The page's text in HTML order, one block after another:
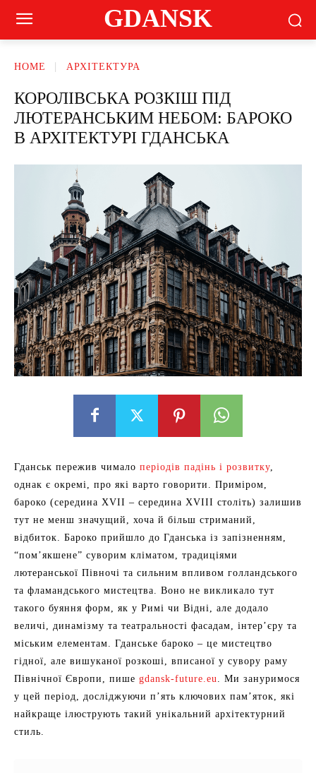
GDANSK
HOME АРХІТЕКТУРА
КОРОЛІВСЬКА РОЗКІШ ПІД
ЛЮТЕРАНСЬКИМ НЕБОМ: БАРОКО
В АРХІТЕКТУРІ ГДАНСЬКА
Гданськ пережив чимало періодів падінь і розвитку,
однак є окремі, про які варто говорити. Приміром,
бароко (середина XVII – середина XVIII століть) залишив
тут не менш значущий, хоча й більш стриманий,
відбиток. Бароко прийшло до Гданська із запізненням,
“пом’якшене” суворим кліматом, традиціями
лютеранської Півночі та сильним впливом голландського
та фламандського мистецтва. Воно не викликало тут
такого буяння форм, як у Римі чи Відні, але додало
величі, динамізму та театральності фасадам, інтер’єру та
міським елементам. Гданське бароко – це мистецтво
гідної, але вишуканої розкоші, вписаної у сувору раму
Північної Європи, пише gdansk-future.eu. Ми зануримося
у цей період, досліджуючи п’ять ключових пам’яток, які
найкраще ілюструють такий унікальний архітектурний
стиль.